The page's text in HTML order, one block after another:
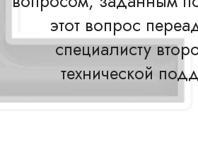
этот вопрос
специалисту
технической